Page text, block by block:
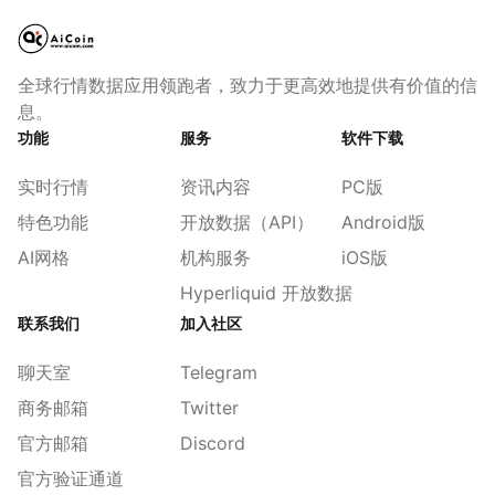
全球行情数据应用领跑者，致力于更高效地提供有价值的信
息。
功能
实时行情
特色功能
AI网格
服务
资讯内容
开放数据（API）
机构服务
Hyperliquid 开放数据
软件下载
PC版
Android版
iOS版
联系我们
聊天室
商务邮箱
官方邮箱
官方验证通道
加入社区
Telegram
Twitter
Discord